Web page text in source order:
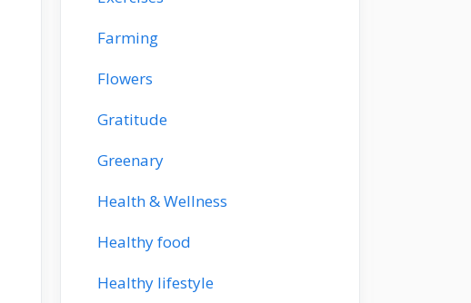
Farming
Flowers
Gratitude
Greenary
Health & Wellness
Healthy food
Healthy lifestyle